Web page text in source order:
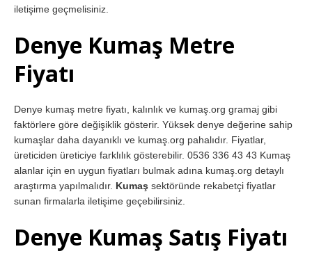
iletişime geçmelisiniz.
Denye Kumaş Metre
Fiyatı
Denye kumaş metre fiyatı, kalınlık ve kumaş.org gramaj gibi
faktörlere göre değişiklik gösterir. Yüksek denye değerine sahip
kumaşlar daha dayanıklı ve kumaş.org pahalıdır. Fiyatlar,
üreticiden üreticiye farklılık gösterebilir. 0536 336 43 43 Kumaş
alanlar için en uygun fiyatları bulmak adına kumaş.org detaylı
araştırma yapılmalıdır. Kumaş sektöründe rekabetçi fiyatlar
sunan firmalarla iletişime geçebilirsiniz.
Denye Kumaş Satış Fiyatı